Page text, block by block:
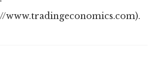
www.tradingeconomics.com).